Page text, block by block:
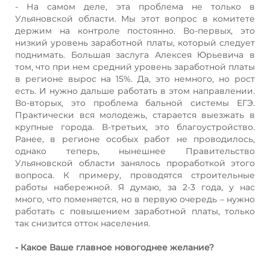
- На самом деле, эта проблема не только в
Ульяновской области. Мы этот вопрос в комитете
держим на контроле постоянно. Во-первых, это
низкий уровень заработной платы, который следует
поднимать. Большая заслуга Алексея Юрьевича в
том, что при нем средний уровень заработной платы
в регионе вырос на 15%. Да, это немного, но рост
есть. И нужно дальше работать в этом направлении.
Во-вторых, это проблема бальной системы ЕГЭ.
Практически вся молодежь, старается выезжать в
крупные города. В-третьих, это благоустройство.
Ранее, в регионе особых работ не проводилось,
однако теперь, нынешнее Правительство
Ульяновской области занялось проработкой этого
вопроса. К примеру, проводятся строительные
работы набережной. Я думаю, за 2-3 года, у нас
много, что поменяется, но в первую очередь – нужно
работать с повышением заработной платы, только
так снизится отток населения.
- Какое Ваше главное новогоднее желание?